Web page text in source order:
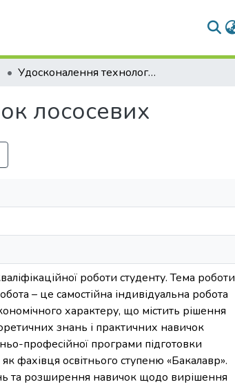
Удосконалення технології пресервів з молок лососевих
лососевих
роботи студенту. Тема роботи
– це самостійна індивідуальна робота
характеру, що містить рішення
знань і практичних навичок
професійної програми підготовки
як фахівця освітнього ступеню «Бакалавр».
та розширення навичок щодо вирішення